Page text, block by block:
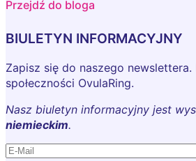
Przejdź do bloga
BIULETYN INFORMACYJNY
Zapisz się do naszego newslettera.
społeczności OvulaRing.
Nasz biuletyn informacyjny jest
niemieckim.